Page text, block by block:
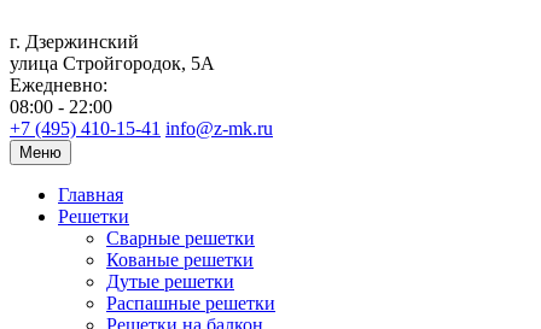
г. Дзержинский
улица Стройгородок, 5А
Ежедневно:
08:00 - 22:00
+7 (495) 410-15-41 info@z-mk.ru
Меню
Главная
Решетки
Сварные решетки
Кованые решетки
Дутые решетки
Распашные решетки
Решетки на балкон